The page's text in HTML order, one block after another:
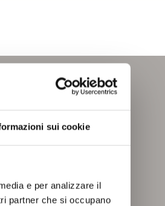
sui cookie
e per analizzare il
partner che si occupano